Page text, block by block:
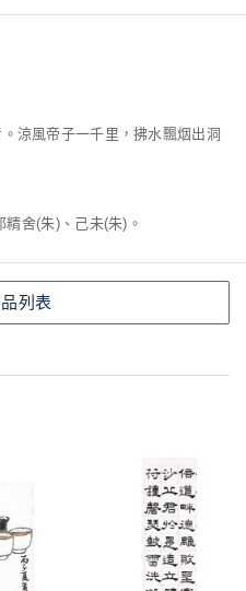
涼風帝子一千里，拂水飄烟出洞
舍(朱)、己未(朱)。
列表